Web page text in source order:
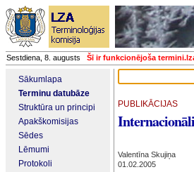
Sestdiena, 8. augusts Šī ir funkcionējoša
Sākumlapa
Terminu datubāze
Struktūra un principi
Apakškomisijas
Sēdes
Lēmumi
Protokoli
PUBLIKĀCIJAS
Valentīna Skujiņa
01.02.2005